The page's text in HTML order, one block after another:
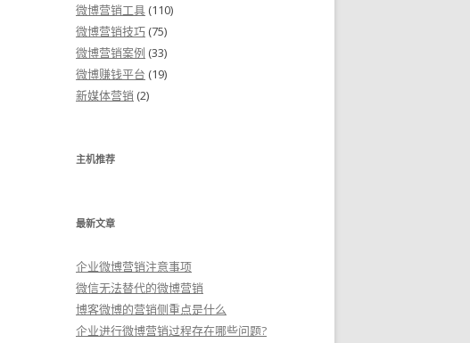
微博营销工具 (110)
微博营销技巧 (75)
微博营销案例 (33)
微博赚钱平台 (19)
新媒体营销 (2)
主机推荐
最新文章
企业微博营销注意事项
微信无法替代的微博营销
博客微博的营销侧重点是什么
企业进行微博营销过程存在哪些问题?